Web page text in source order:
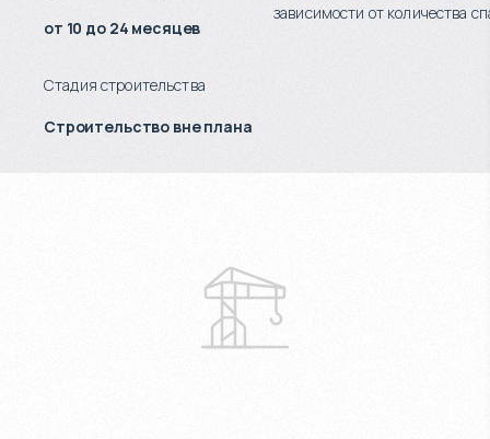
от 10 до 24 месяцев
Стадия строительства
Строительство вне плана
зависимости от количества